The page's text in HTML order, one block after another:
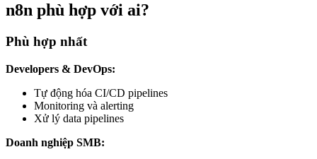
n8n phù hợp với ai?
Phù hợp nhất
Developers & DevOps:
Tự động hóa CI/CD pipelines
Monitoring và alerting
Xử lý data pipelines
Doanh nghiệp SMB: